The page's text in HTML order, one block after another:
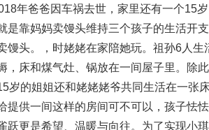
年爸爸因车祸去世，家里还有一个15
是靠妈妈卖馒头维持三个孩子的生活开
馒头。，时姥姥在家陪她玩。祖孙6人
，床和煤气灶、锅放在一间屋子里。除
岁的姐姐还和姥姥姥爷共同生活在一张
提供一间这样的房间可不可以，孩子怯
跃更是希望、温暖与向往。为了实现小